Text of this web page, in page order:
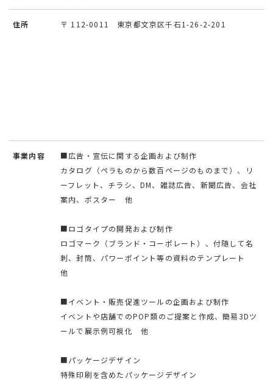
住所 〒 112-0011 東京都文京区千石1-26-2-201
事業内容
■広告・宣伝に関する企画および制作
カタログ（ペラものから数百ページのものまで）、リ
ーフレット、チラシ、DM、雑誌広告、新聞広告、会社
案内、ポスター 他
■ロゴタイプの開発および制作
ロゴマーク（ブランド・コーポレート）、付随して名
刺、封筒、パワーポイント等の資料のテンプレート
他
■イベント・販売促進ツールの企画および制作
イベントや店舗でのPOP類のご提案と作成、簡易3Dツ
ールで展示例可視化 他
■パッケージデザイン
特殊印刷を含めたパッケージデザイン